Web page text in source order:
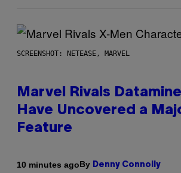
SCREENSHOT: NETEASE, MARVEL
Marvel Rivals
Have Uncovered a
Feature
10 minutes agoBy Denny Connolly